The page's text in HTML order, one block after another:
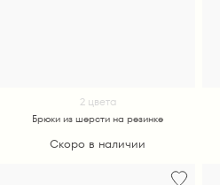
2 цвета
Брюки из шерсти на резинке
Скоро в наличии